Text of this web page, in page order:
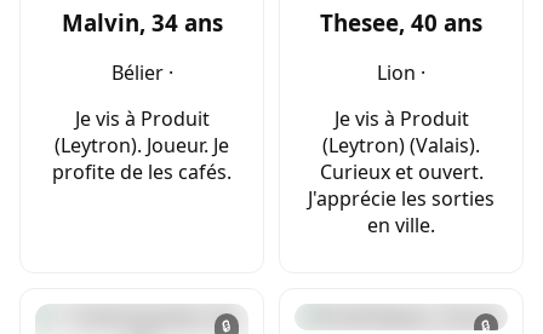
Malvin, 34 ans
Bélier ·
Je vis à Produit
(Leytron). Joueur. Je
profite de les cafés.
Thesee, 40 ans
Lion ·
Je vis à Produit
(Leytron) (Valais).
Curieux et ouvert.
J'apprécie les sorties
en ville.
🔒 🔒